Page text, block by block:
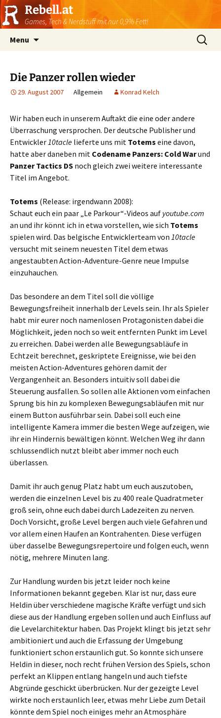
Rebell.at
Games, Tech & Nerdstuff mit nur 0,9% Fett!
Menu
Suchen
nach:
Die Panzer rollen wieder
29. August 2007 Allgemein Konrad Kelch
Wir haben euch in unserem Auftakt die eine oder andere
Überraschung versprochen. Der deutsche Publisher und
Entwickler10tacle lieferte uns mit Totems eine davon,
hatte aber daneben mit Codename Panzers: Cold Warund
Panzer Tactics DS noch gleich zwei weitere interessante
Titel im Angebot.
Totems (Release: irgendwann 2008):
Schaut euch ein paar „Le Parkour“-Videos auf youtube.com
an und ihr könnt ich in etwa vorstellen, wie sich Totems
spielen wird. Das belgische Entwicklerteam von 10tacle
versucht mit seinem neuesten Titel dem etwas
angestaubten Action-Adventure-Genre neue Impulse
einzuhauchen.
Das besondere an dem Titel soll die völlige
Bewegungsfreiheit innerhalb der Levels sein. Ihr als Spieler
habt mir eurer noch namenlosen Protagonisten dabei die
Möglichkeit, jeden noch so weit entfernten Punkt im Level
zu erreichen. Dabei werden alle Bewegungsabläufe in
Echtzeit berechnet, geskriptete Ereignisse, wie bei den
meisten Action-Adventures gehören damit der
Vergangenheit an. Besonders intuitiv soll dabei die
Steuerung ausfallen. So sollen alle Aktionen vom einfachen
Sprung bis hin zu komplexen Bewegungsabläufen mit nur
einem Button ausführbar sein. Dabei soll euch eine
intelligente Kamera immer die besten Wege aufzeigen, wie
ihr ein Hindernis bewältigen könnt. Welchen Weg ihr dann
schlussendlich nutzt bleibt aber immer noch euch
überlassen.
Damit ihr auch genug Platz habt um euch auszutoben,
werden die einzelnen Level bis zu 400 reale Quadratmeter
groß sein, ohne euch dabei durch Ladezeiten zu nerven.
Doch Vorsicht, große Level bergen auch viele Gefahren und
vor allem einen Haufen an Kontrahenten. Diese verfügen
über dasselbe Bewegungsrepertoire und folgen euch, wenn
nötig, mehrere Minuten lang.
Zur Handlung wurden bis jetzt leider noch keine
Informationen bekannt gegeben. Klar ist nur, dass eure
Heldin über verschiedene magische Kräfte verfügt und sich
diese aus der Handlung ergeben sollen und auch Einfluss auf
die Levelarchitektur haben. Das Projekt klingt bis jetzt sehr
ambitioniert und auch die Erfassung der Umgebung
funktioniert schon erstaunlich gut. So konnte sich unsere
Heldin in dieser, noch recht frühen Version des Spiels, schon
perfekt an Klippen entlang hangeln und auch tiefste
Abgründe geschickt überbrücken. Nur der gezeigte Level
wirkte noch erstaunlich leer, etwas mehr Liebe zum Detail
könnte dem Spiel noch einiges mehr an Atmosphäre